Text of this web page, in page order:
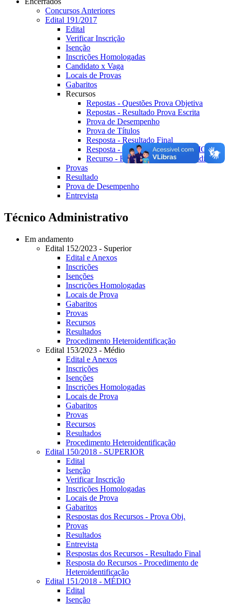
Concursos Anteriores
Edital 191/2017
Edital
Verificar Inscrição
Isenção
Inscrições Homologadas
Candidato x Vaga
Locais de Provas
Gabaritos
Recursos
Repostas - Questões Prova Objetiva
Repostas - Resultado Prova Escrita
Prova de Desempenho
Prova de Títulos
Resposta - Resultado Final
Resposta - Resultado Final RETIFICADO
Recurso - Resultado Final - Sub Judice
Provas
Resultado
Prova de Desempenho
Entrevista
Técnico Administrativo
Em andamento
Edital 152/2023 - Superior
Edital e Anexos
Inscrições
Isenções
Inscrições Homologadas
Locais de Prova
Gabaritos
Provas
Recursos
Resultados
Procedimento Heteroidentificação
Edital 153/2023 - Médio
Edital e Anexos
Inscrições
Isenções
Inscrições Homologadas
Locais de Prova
Gabaritos
Provas
Recursos
Resultados
Procedimento Heteroidentificação
Edital 150/2018 - SUPERIOR
Edital
Isenção
Verificar Inscrição
Inscrições Homologadas
Locais de Prova
Gabaritos
Respostas dos Recursos - Prova Obj.
Provas
Resultados
Entrevista
Respostas dos Recursos - Resultado Final
Resposta do Recursos - Procedimento de
Heteroidentificação
Edital 151/2018 - MÉDIO
Edital
Isenção